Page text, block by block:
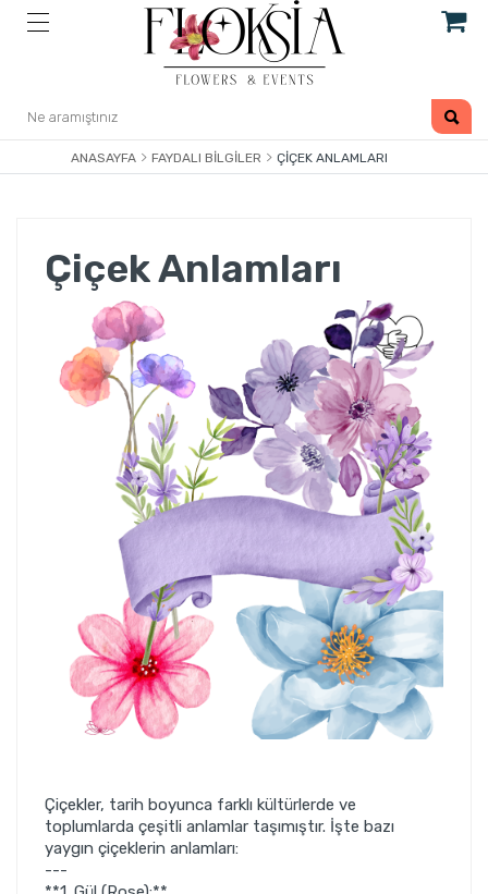
ANASAYFA FAYDALI BILGILER ÇIÇEK ANLAMLARI
Çiçek Anlamları
Çiçekler, tarih boyunca farklı kültürlerde ve
toplumlarda çeşitli anlamlar taşımıştır. İşte bazı
yaygın çiçeklerin anlamları:
---